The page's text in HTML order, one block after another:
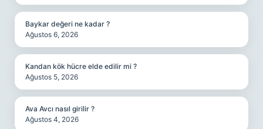
Baykar değeri ne kadar ?
Ağustos 6, 2026
Kandan kök hücre elde edilir mi ?
Ağustos 5, 2026
Ava Avcı nasıl girilir ?
Ağustos 4, 2026